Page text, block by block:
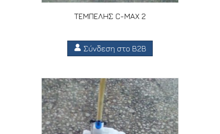
ΤΕΜΠΕΛΗΣ C-MAX 2
Σύνδεση στο B2B